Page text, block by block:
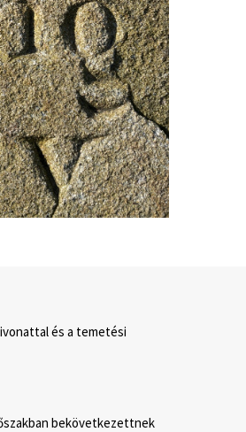
és a temetési
bekövetkezettnek